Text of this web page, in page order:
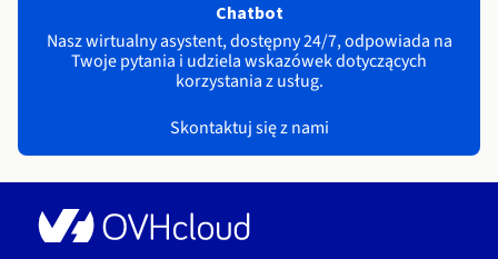
Chatbot
Nasz wirtualny asystent, dostępny 24/7, odpowiada na
Twoje pytania i udziela wskazówek dotyczących
korzystania z usług.
Skontaktuj się z nami